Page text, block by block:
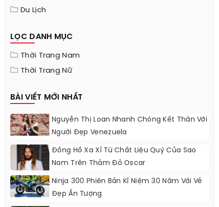
Du Lịch
LỌC DANH MỤC
Thời Trang Nam
Thời Trang Nữ
BÀI VIẾT MỚI NHẤT
Nguyễn Thị Loan Nhanh Chóng Kết Thân Với
Người Đẹp Venezuela
Đồng Hồ Xa Xỉ Từ Chất Liệu Quý Của Sao
Nam Trên Thảm Đỏ Oscar
Ninja 300 Phiên Bản Kỉ Niệm 30 Năm Với Vẻ
Đẹp Ấn Tượng